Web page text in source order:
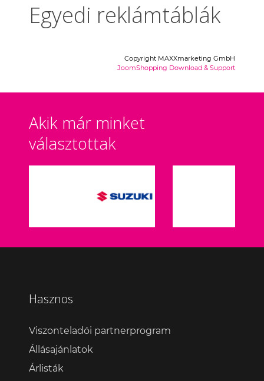
Egyedi reklámtáblák
Copyright MAXXmarketing GmbH
JoomShopping Download & Support
Akik már minket
választottak
Hasznos
Viszonteladói partnerprogram
Állásajánlatok
Árlisták